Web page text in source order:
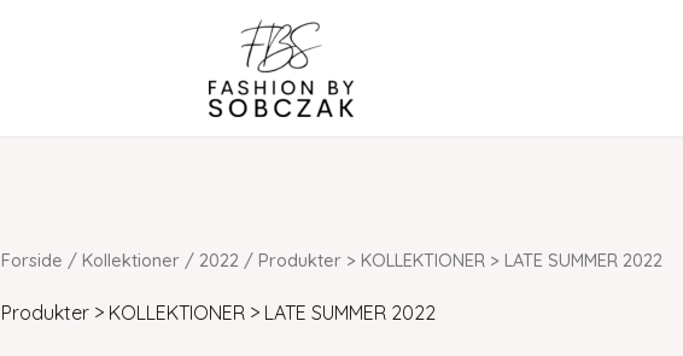
Forside / Kollektioner / 2022 / Produkter > KOLLEKTIONER > LATE SUMMER 2022
Produkter > KOLLEKTIONER > LATE SUMMER 2022